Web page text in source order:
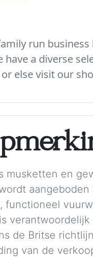
run
have a diverse
else visit our
musketten en
functioneel
de Britse
van de